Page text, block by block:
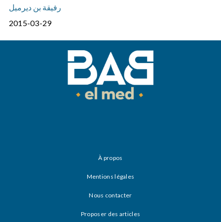
رفيقة بن ديرميل
2015-03-29
À propos
Mentions légales
Nous contacter
Proposer des articles